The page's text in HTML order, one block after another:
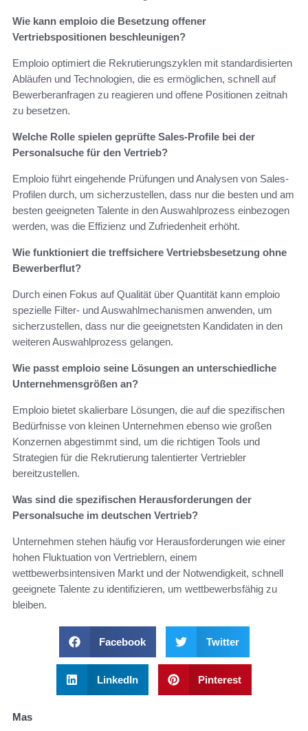
Wie kann emploio die Besetzung offener
Vertriebspositionen beschleunigen?
Emploio optimiert die Rekrutierungszyklen mit standardisierten
Abläufen und Technologien, die es ermöglichen, schnell auf
Bewerberanfragen zu reagieren und offene Positionen zeitnah
zu besetzen.
Welche Rolle spielen geprüfte Sales-Profile bei der
Personalsuche für den Vertrieb?
Emploio führt eingehende Prüfungen und Analysen von Sales-
Profilen durch, um sicherzustellen, dass nur die besten und am
besten geeigneten Talente in den Auswahlprozess einbezogen
werden, was die Effizienz und Zufriedenheit erhöht.
Wie funktioniert die treffsichere Vertriebsbesetzung ohne
Bewerberflut?
Durch einen Fokus auf Qualität über Quantität kann emploio
spezielle Filter- und Auswahlmechanismen anwenden, um
sicherzustellen, dass nur die geeignetsten Kandidaten in den
weiteren Auswahlprozess gelangen.
Wie passt emploio seine Lösungen an unterschiedliche
Unternehmensgrößen an?
Emploio bietet skalierbare Lösungen, die auf die spezifischen
Bedürfnisse von kleinen Unternehmen ebenso wie großen
Konzernen abgestimmt sind, um die richtigen Tools und
Strategien für die Rekrutierung talentierter Vertriebler
bereitzustellen.
Was sind die spezifischen Herausforderungen der
Personalsuche im deutschen Vertrieb?
Unternehmen stehen häufig vor Herausforderungen wie einer
hohen Fluktuation von Vertrieblern, einem
wettbewerbsintensiven Markt und der Notwendigkeit, schnell
geeignete Talente zu identifizieren, um wettbewerbsfähig zu
bleiben.
Facebook Twitter
LinkedIn Pinterest
Mas